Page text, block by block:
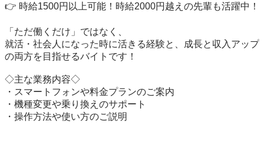
👉 時給1500円以上可能！時給2000円越えの先輩も活躍中！
「ただ働くだけ」ではなく、
就活・社会人になった時に活きる経験と、成長と収入アップ
の両方を目指せるバイトです！
◇主な業務内容◇
・スマートフォンや料金プランのご案内
・機種変更や乗り換えのサポート
・操作方法や使い方のご説明